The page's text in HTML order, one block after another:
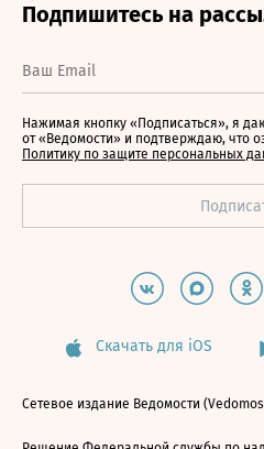
Нажимая кнопку «Подписаться», я
от «Ведомости» и подтверждаю, что
Политику по защите персональных
Скачать для iOS
Сетевое издание Ведомости